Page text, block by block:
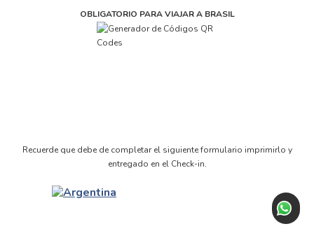
OBLIGATORIO PARA VIAJAR A BRASIL
Recuerde que debe de completar el siguiente formulario imprimirlo y
entregado en el Check-in.